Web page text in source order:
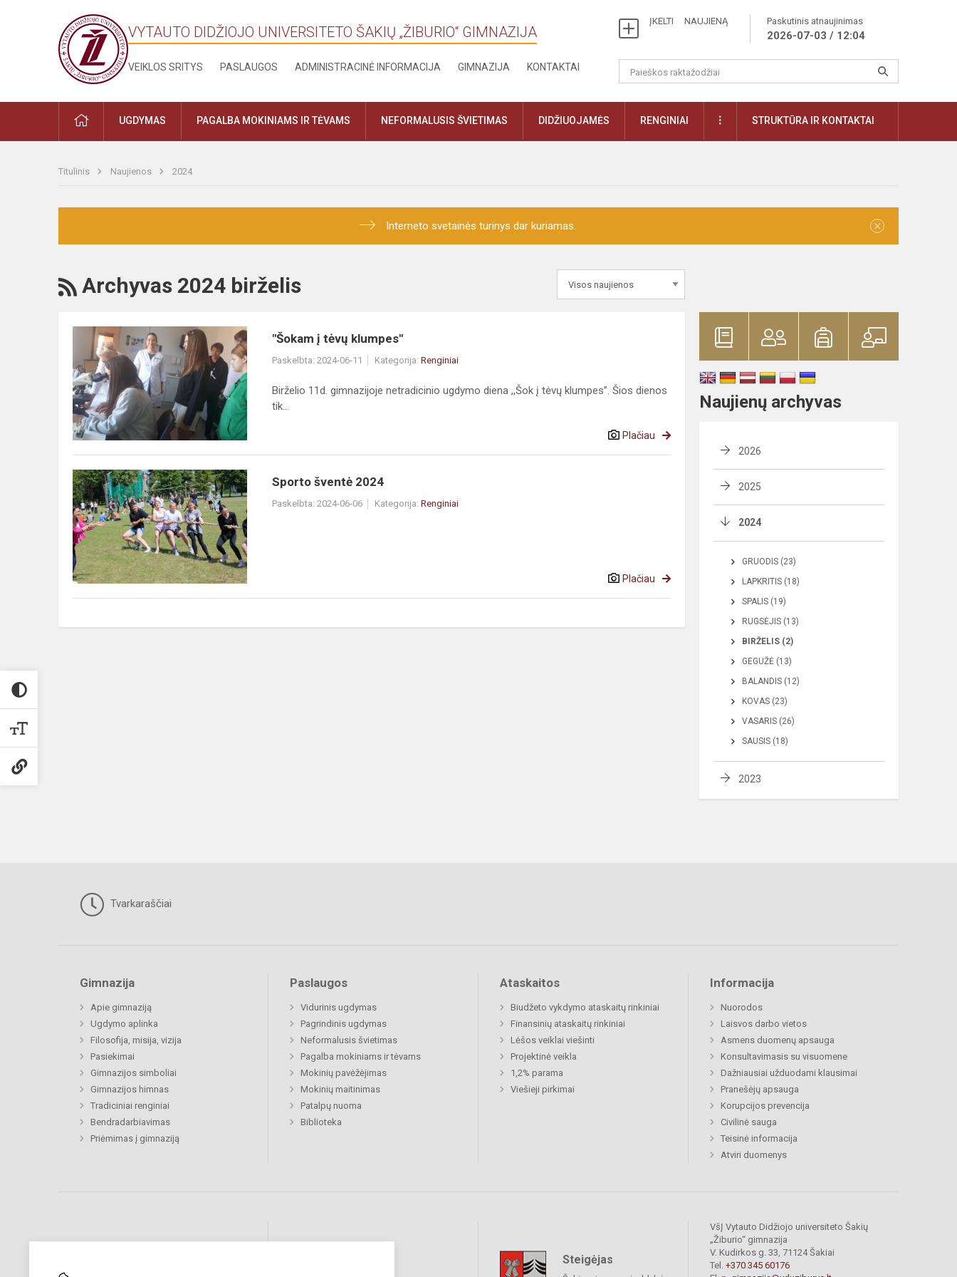
VYTAUTO DIDŽIOJO UNIVERSITETO ŠAKIŲ „ŽIBURIO“ GIMNAZIJA
VEIKLOS SRITYS PASLAUGOS ADMINISTRACINĖ INFORMACIJA GIMNAZIJA KONTAKTAI
ĮKELTI NAUJIENĄ Paskutinis atnaujinimas
2026-07-03 / 12:04
UGDYMAS PAGALBA MOKINIAMS IR TĖVAMS NEFORMALUSIS ŠVIETIMAS DIDŽIUOJAMĖS RENGINIAI STRUKTŪRA IR KONTAKTAI
Titulinis Naujienos 2024
Interneto svetainės turinys dar kuriamas. ×
Archyvas 2024 birželis
"Šokam į tėvų klumpes"
Paskelbta: 2024-06-11 Kategorija: Renginiai
Birželio 11d. gimnazijoje netradicinio ugdymo diena ,,Šok į tėvų klumpes”. Šios dienos
tik...
Plačiau
Sporto šventė 2024
Paskelbta: 2024-06-06 Kategorija: Renginiai
Plačiau
Naujienų archyvas
2026
2025
2024
GRUODIS (23)
LAPKRITIS (18)
SPALIS (19)
RUGSĖJIS (13)
BIRŽELIS (2)
GEGUŽĖ (13)
BALANDIS (12)
KOVAS (23)
VASARIS (26)
SAUSIS (18)
2023
Tvarkaraščiai
Gimnazija
Apie gimnaziją
Ugdymo aplinka
Filosofija, misija, vizija
Pasiekimai
Gimnazijos simboliai
Gimnazijos himnas
Tradiciniai renginiai
Bendradarbiavimas
Priėmimas į gimnaziją
Paslaugos
Vidurinis ugdymas
Pagrindinis ugdymas
Neformalusis švietimas
Pagalba mokiniams ir tėvams
Mokinių pavėžėjimas
Mokinių maitinimas
Patalpų nuoma
Biblioteka
Ataskaitos
Biudžeto vykdymo ataskaitų rinkiniai
Finansinių ataskaitų rinkiniai
Lėšos veiklai viešinti
Projektinė veikla
1,2% parama
Viešieji pirkimai
Informacija
Nuorodos
Laisvos darbo vietos
Asmens duomenų apsauga
Konsultavimasis su visuomene
Dažniausiai užduodami klausimai
Pranešėjų apsauga
Korupcijos prevencija
Civilinė sauga
Teisinė informacija
Atviri duomenys
Steigėjas
VšĮ Vytauto Didžiojo universiteto Šakių
„Žiburio“ gimnazija
V. Kudirkos g. 33, 71124 Šakiai
Tel. +370 345 60176